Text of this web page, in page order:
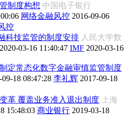
制度构想 中国电子银行
网络金融风控 2016-09-06
控
科技监管的制度安排 人民大学数
2020-03-16 11:40:47 IMF 2020-03-16
定常态化数字金融审慎监管制度
09-18 08:47:28 李礼辉 2017-09-18
革 覆盖业务准入退出制度
上海
15:48:03 商业银行 2019-03-18